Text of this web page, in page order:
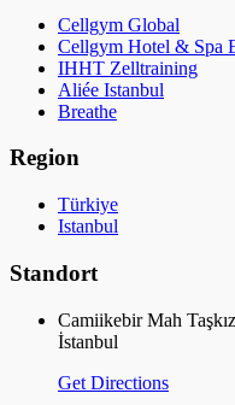
Cellgym Global
Cellgym Hotel & Spa
IHHT Zelltraining
Aliée Istanbul
Breathe
Region
Türkiye
Istanbul
Standort
Camiikebir Mah
İstanbul
Get Directions